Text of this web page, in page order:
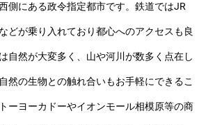
側にある政令指定都市です。鉄道ではJR
どが乗り入れており都心へのアクセスも良
自然が大変多く、山や河川が数多く点在し
然の生物との触れ合いもお手軽にできるこ
ーヨーカドーやイオンモール相模原等の商